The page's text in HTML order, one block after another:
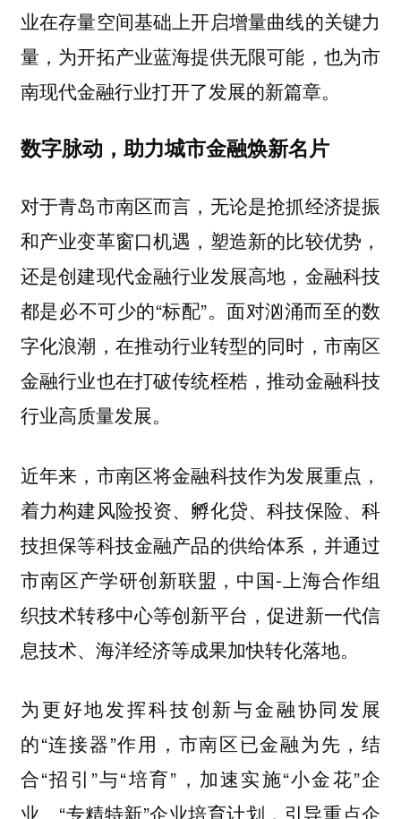
业在存量空间基础上开启增量曲线的关键力
量，为开拓产业蓝海提供无限可能，也为市
南现代金融行业打开了发展的新篇章。
数字脉动，助力城市金融焕新名片
对于青岛市南区而言，无论是抢抓经济提振
和产业变革窗口机遇，塑造新的比较优势，
还是创建现代金融行业发展高地，金融科技
都是必不可少的“标配”。面对汹涌而至的数
字化浪潮，在推动行业转型的同时，市南区
金融行业也在打破传统桎梏，推动金融科技
行业高质量发展。
近年来，市南区将金融科技作为发展重点，
着力构建风险投资、孵化贷、科技保险、科
技担保等科技金融产品的供给体系，并通过
市南区产学研创新联盟，中国-上海合作组
织技术转移中心等创新平台，促进新一代信
息技术、海洋经济等成果加快转化落地。
为更好地发挥科技创新与金融协同发展
的“连接器”作用，市南区已金融为先，结
合“招引”与“培育”，加速实施“小金花”企
业、“专精特新”企业培育计划，引导重点企